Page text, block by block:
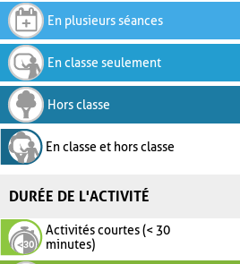
En plusieurs séances
En classe seulement
Hors classe
En classe et hors classe
DURÉE DE L'ACTIVITÉ
Activités courtes (< 30
minutes)